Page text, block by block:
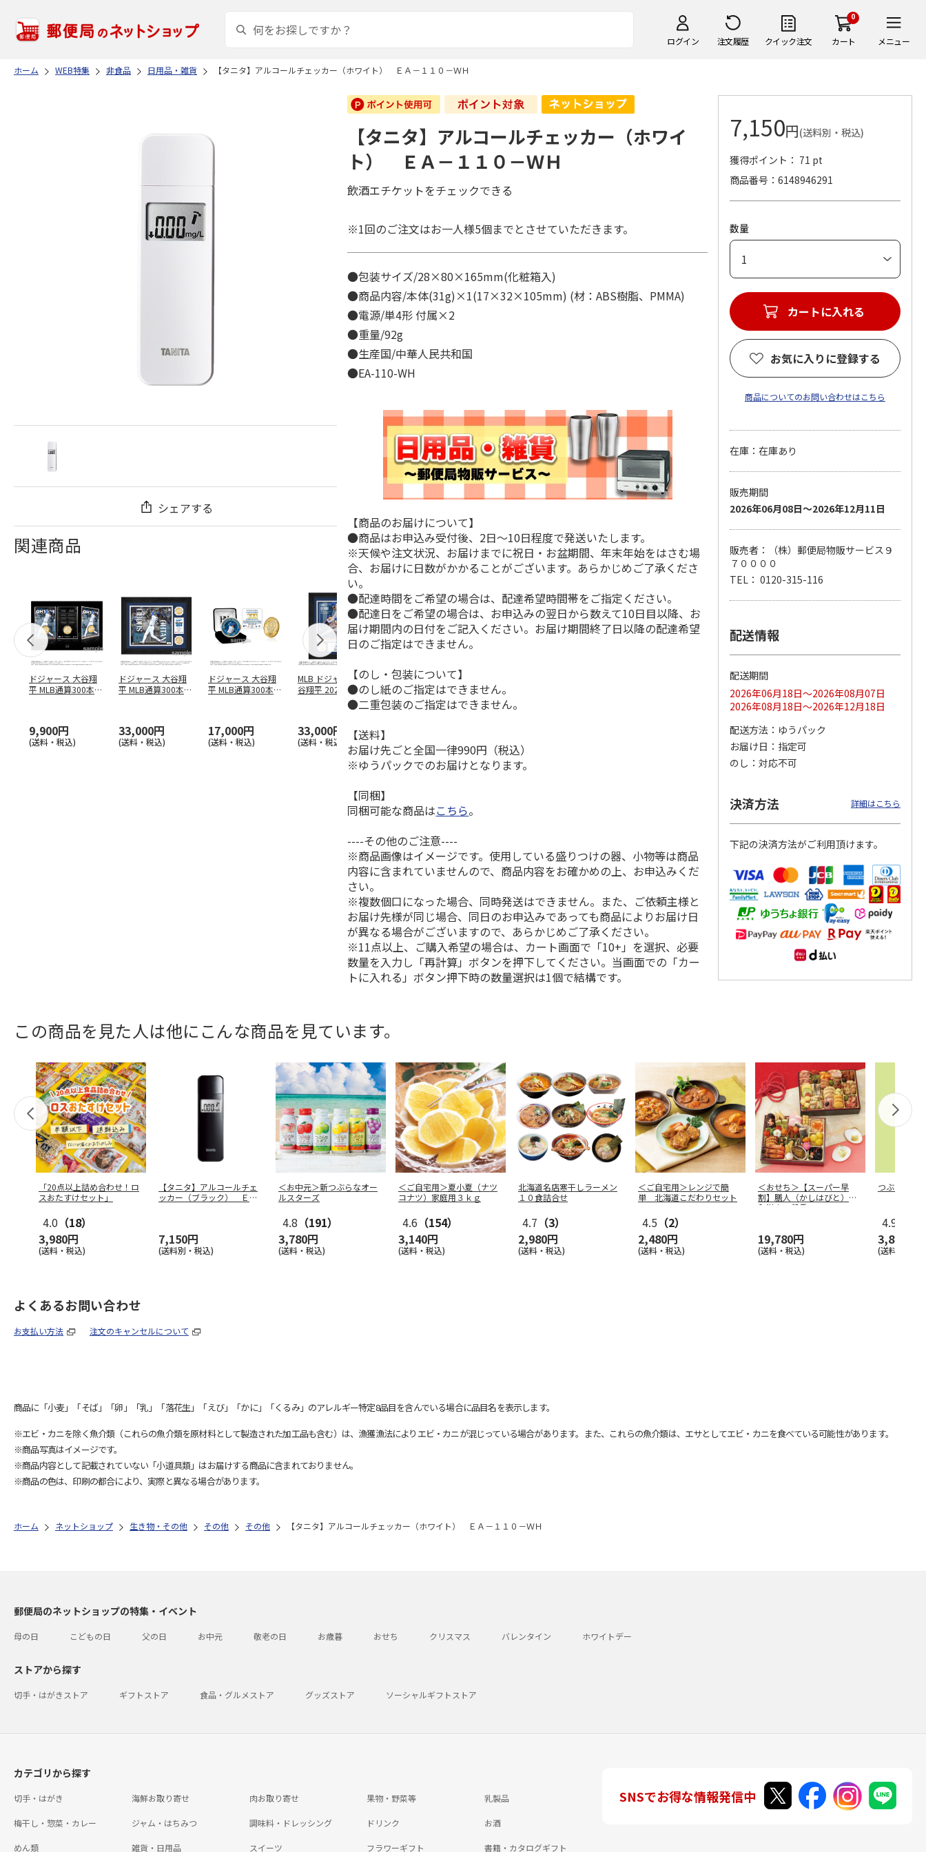
ログイン 注文履歴 クイック注文
0
カート メニュー
ホーム WEB特集 非食品 日用品・雑貨 【タニタ】アルコールチェッカー（ホワイト） ＥＡ－１１０－ＷＨ
シェアする
関連商品
ドジャース 大谷翔
平 MLB通算300本塁
9,900円
(送料・税込)
ドジャース 大谷翔
平 MLB通算300本塁
33,000円
(送料・税込)
ドジャース 大谷翔
平 MLB通算300本塁
17,000円
(送料・税込)
MLB ドジャース 大
谷翔平 2026 NL 3・
33,000円
(送料・税込)
ドジャース 大谷翔
平 日本人最多53試
合連続出塁記念 ダ
ブ…
平 日本人最多53試
合連続出塁記念 コ
イ…
ドジャース 大谷翔
平 日本人最多53試
合連続出塁記念 シ
ル…
17,000円
(送料・税込)
谷翔平 2026 NL 3・
4月投手…
【タニタ】アルコールチェッカー（ホワイ
ト） ＥＡ－１１０－ＷＨ
飲酒エチケットをチェックできる
※1回のご注文はお一人様5個までとさせていただきます。
●包装サイズ/28×80×165mm(化粧箱入)
●商品内容/本体(31g)×1(17×32×105mm) (材：ABS樹脂、PMMA)
●電源/単4形 付属×2
●重量/92g
●生産国/中華人民共和国
●EA-110-WH
【商品のお届けについて】
●商品はお申込み受付後、2日～10日程度で発送いたします。
※天候や注文状況、お届けまでに祝日・お盆期間、年末年始をはさむ場
合、お届けに日数がかかることがございます。あらかじめご了承くださ
い。
●配達時間をご希望の場合は、配達希望時間帯をご指定ください。
●配達日をご希望の場合は、お申込みの翌日から数えて10日目以降、お
届け期間内の日付をご記入ください。お届け期間終了日以降の配達希望
日のご指定はできません。
【のし・包装について】
●のし紙のご指定はできません。
●二重包装のご指定はできません。
【送料】
お届け先ごと全国一律990円（税込）
※ゆうパックでのお届けとなります。
【同梱】
同梱可能な商品はこちら。
----その他のご注意----
※商品画像はイメージです。使用している盛りつけの器、小物等は商品
内容に含まれていませんので、商品内容をお確かめの上、お申込みくだ
さい。
※複数個口になった場合、同時発送はできません。また、ご依頼主様と
お届け先様が同じ場合、同日のお申込みであっても商品によりお届け日
が異なる場合がございますので、あらかじめご了承ください。
※11点以上、ご購入希望の場合は、カート画面で「10+」を選択、必要
数量を入力し「再計算」ボタンを押下してください。当画面での「カー
トに入れる」ボタン押下時の数量選択は1個で結構です。
7,150円(送料別・税込)
獲得ポイント： 71 pt
商品番号
6148946291
数量
カートに入れる
お気に入りに登録する
商品についてのお問い合わせはこちら
在庫：在庫あり
販売期間
2026年06月08日～2026年12月11日
販売者：（株）郵便局物販サービス９
７００００
TEL： 0120-315-116
配送情報
配送期間
2026年06月18日～2026年08月07日
2026年08月18日～2026年12月18日
配送方法
ゆうパック
お届け日
指定可
のし
対応不可
決済方法 詳細はこちら
下記の決済方法がご利用頂けます。
この商品を見た人は他にこんな商品を見ています。
「20点以上詰め合わせ！ロ
スおたすけセット」
4.0 （18）
3,980円
(送料・税込)
【タニタ】アルコールチェ
ッカー（ブラック） ＥＡ
7,150円
(送料別・税込)
＜お中元＞新つぶらなオー
ルスターズ
4.8 （191）
3,780円
(送料・税込)
＜ご自宅用＞夏小夏（ナツ
コナツ）家庭用３ｋｇ
4.6 （154）
3,140円
(送料・税込)
北海道名店寒干しラーメン
１０食詰合せ
4.7 （3）
2,980円
(送料・税込)
＜ご自宅用＞レンジで簡
単 北海道こだわりセット
4.5 （2）
2,480円
(送料・税込)
＜おせち＞【スーパー早
割】膳人（かしはびと）
和洋中二段重
19,780円
(送料・税込)
つぶらなカ
4.9
3,880円
(送料・税込)
よくあるお問い合わせ
お支払い方法 注文のキャンセルについて
商品に「小麦」「そば」「卵」「乳」「落花生」「えび」「かに」「くるみ」のアレルギー特定8品目を含んでいる場合に品目名を表示します。
※エビ・カニを除く魚介類（これらの魚介類を原材料として製造された加工品も含む）は、漁獲漁法によりエビ・カニが混じっている場合があります。また、これらの魚介類は、エサとしてエビ・カニを食べている可能性があります。
※商品写真はイメージです。
※商品内容として記載されていない「小道具類」はお届けする商品に含まれておりません。
※商品の色は、印刷の都合により、実際と異なる場合があります。
ホーム ネットショップ 生き物・その他 その他 その他 【タニタ】アルコールチェッカー（ホワイト） ＥＡ－１１０－ＷＨ
郵便局のネットショップの特集・イベント
母の日 こどもの日 父の日 お中元 敬老の日 お歳暮 おせち クリスマス バレンタイン ホワイトデー
ストアから探す
切手・はがきストア ギフトストア 食品・グルメストア グッズストア ソーシャルギフトストア
カテゴリから探す
切手・はがき 海鮮お取り寄せ 肉お取り寄せ 果物・野菜等 乳製品
梅干し・惣菜・カレー ジャム・はちみつ 調味料・ドレッシング ドリンク お酒
めん類 雑貨・日用品 スイーツ フラワーギフト 書籍・カタログギフト
SNSでお得な情報発信中